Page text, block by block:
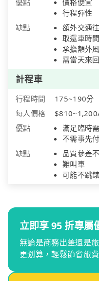
優點
價格便宜
行程彈性
缺點
額外交通
取還車時
承擔額外
需當天來
計程車
行程時間
175~190分
每人價格
優點
滿足臨時
不需事先
缺點
品質參差
難叫車
可能不跳
立即享 95 折專屬
無論是商務出差還是
更划算，輕鬆節省旅費